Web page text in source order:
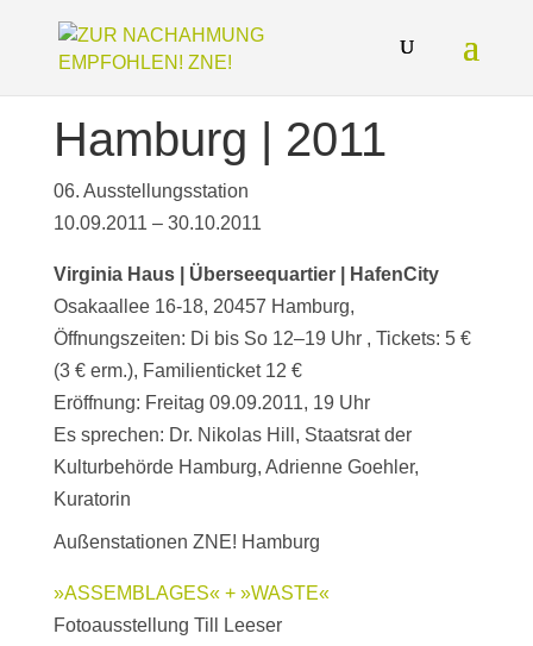
Hamburg | 2011
06. Ausstellungsstation
10.09.2011 – 30.10.2011
Virginia Haus | Überseequartier | HafenCity
Osakaallee 16-18, 20457 Hamburg,
Öffnungszeiten: Di bis So 12–19 Uhr , Tickets: 5 €
(3 € erm.), Familienticket 12 €
Eröffnung: Freitag 09.09.2011, 19 Uhr
Es sprechen: Dr. Nikolas Hill, Staatsrat der
Kulturbehörde Hamburg, Adrienne Goehler,
Kuratorin
Außenstationen ZNE! Hamburg
»ASSEMBLAGES« + »WASTE«
Fotoausstellung Till Leeser